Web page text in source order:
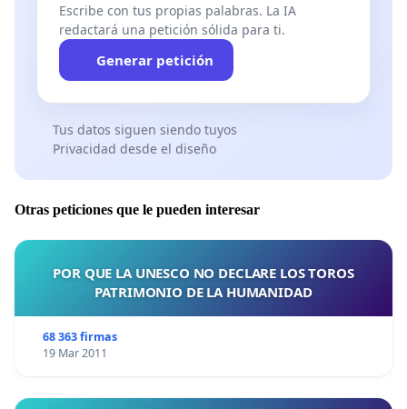
Escribe con tus propias palabras. La IA
redactará una petición sólida para ti.
Generar petición
Tus datos siguen siendo tuyos
Privacidad desde el diseño
Otras peticiones que le pueden interesar
POR QUE LA UNESCO NO DECLARE LOS TOROS
PATRIMONIO DE LA HUMANIDAD
68 363 firmas
19 Mar 2011